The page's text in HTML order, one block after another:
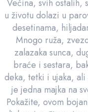
Većina, svih ostalih,
u životu dolazi u
desetinama,
Mnogo ruža,
zalazaka sunca,
braće i sestara,
deka, tetki i ujaka, ali
je jedna majka na
Pokažite, ovom